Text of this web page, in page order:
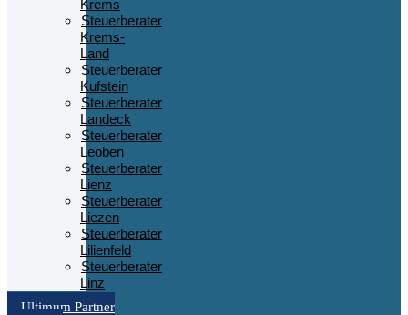
Krems
Steuerberater
Krems-
Land
Steuerberater
Kufstein
Steuerberater
Landeck
Steuerberater
Leoben
Steuerberater
Lienz
Steuerberater
Liezen
Steuerberater
Lilienfeld
Steuerberater
Linz
Ultimum Partner